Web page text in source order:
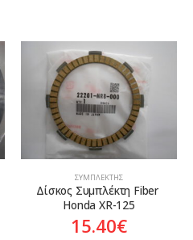
ΣΥΜΠΛΈΚΤΗΣ
Δίσκος Συμπλέκτη Fiber
Honda XR-125
15.40€